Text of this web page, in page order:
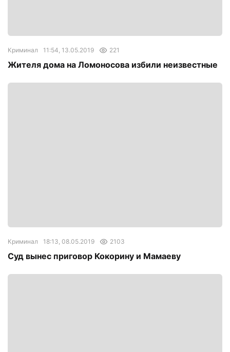
Криминал 11:54, 13.05.2019 221
Жителя дома на Ломоносова избили неизвестные
Криминал 18:13, 08.05.2019 2103
Суд вынес приговор Кокорину и Мамаеву